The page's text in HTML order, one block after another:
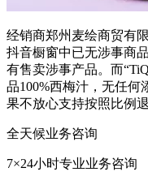
经销商郑州麦绘商贸有
抖音橱窗中已无涉事商
有售卖涉事产品。而
品100%西梅汁，无任何
果不放心支持按照比例退
全天候业务咨询
7×24小时专业业务咨询